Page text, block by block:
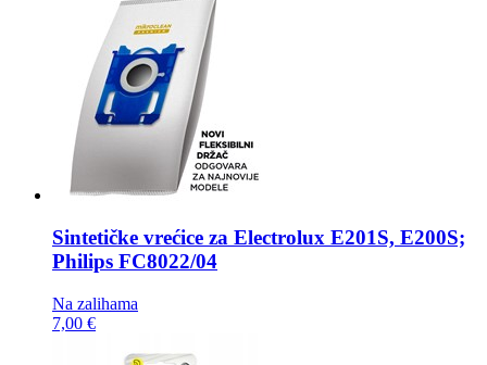
Sintetičke vrećice za Electrolux E201S, E200S;
Philips FC8022/04
Na zalihama
7,00 €